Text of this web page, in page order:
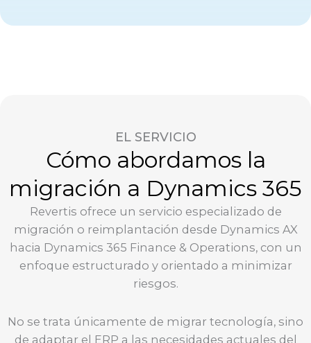
EL SERVICIO
Cómo abordamos la
migración a Dynamics 365
Revertis ofrece un servicio especializado de
migración o reimplantación desde Dynamics AX
hacia Dynamics 365 Finance & Operations, con un
enfoque estructurado y orientado a minimizar
riesgos.
No se trata únicamente de migrar tecnología, sino
de adaptar el ERP a las necesidades actuales del